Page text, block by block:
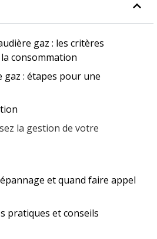
gaz : les critères
consommation
: étapes pour une
la gestion de votre
et quand faire appel
pratiques et conseils